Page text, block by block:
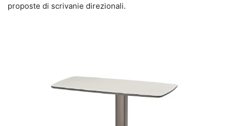
proposte di scrivanie direzionali.